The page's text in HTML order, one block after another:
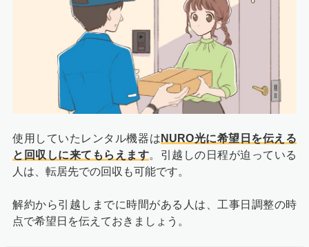
使用していたレンタル機器は NURO光に希望日を伝える
と回収しに来てもらえます。引越しの日程が迫っている
人は、転居先での回収も可能です。
解約から引越しまでに時間がある人は、工事日調整の時
点で希望日を伝えておきましょう。